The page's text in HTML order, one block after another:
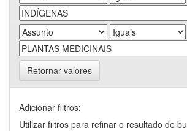
Retornar valores
Adicionar filtros:
Utilizar filtros para refinar o resultado de